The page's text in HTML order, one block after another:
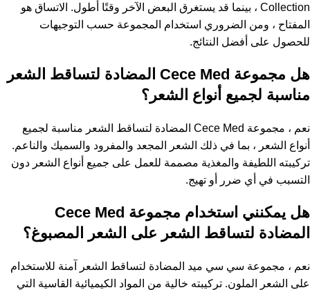
Collection ، بينما قد يستغرق البعض الآخر وقتًا أطول. الاتساق هو
المفتاح ، ومن الضروري استخدام المجموعة حسب التوجيهات
للحصول على أفضل النتائج.
هل مجموعة Cece Med المضادة لتساقط الشعر
مناسبة لجميع أنواع الشعر؟
نعم ، مجموعة Cece Med المضادة لتساقط الشعر مناسبة لجميع
أنواع الشعر ، بما في ذلك الشعر المجعد والمفرود والسميك والناعم.
تركيبته اللطيفة والمغذية مصممة للعمل على جميع أنواع الشعر دون
التسبب في أي ضرر أو تهيج.
هل يمكنني استخدام مجموعة Cece Med
المضادة لتساقط الشعر على الشعر المصبوغ؟
نعم ، مجموعة سي سي ميد المضادة لتساقط الشعر آمنة للاستخدام
على الشعر الملون. تركيبته خالية من المواد الكيميائية القاسية التي